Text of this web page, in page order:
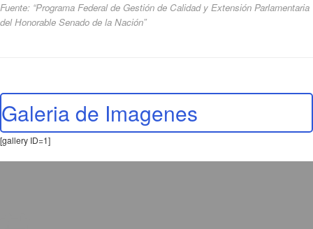
Fuente: “Programa Federal de Gestión de Calidad y Extensión Parlamentaria
del Honorable Senado de la Nación”
Galeria de Imagenes
[gallery ID=1]